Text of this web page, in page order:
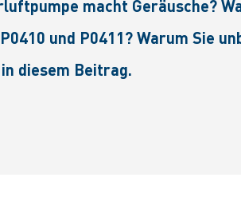
macht Geräusche?
und P0411? Warum Sie
diesem Beitrag.